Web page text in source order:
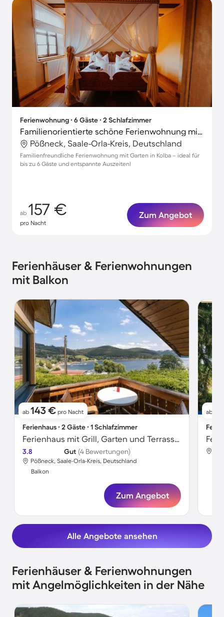
Ferienwohnung ∙ 6 Gäste ∙ 2 Schlafzimmer
Familienorientierte schöne Ferienwohnung mit Grill und Garten
Pößneck, Saale-Orla-Kreis, Deutschland
Familienfreundliche Ferienwohnung mit Garten in Kolba – ideal für
bis zu 6 Gäste und entspannte Auszeiten!
ab 157 €
pro Nacht
Zum Angebot
Ferienhäuser & Ferienwohnungen
mit Balkon
ab 143 € pro Nacht
Ferienhaus ∙ 2 Gäste ∙ 1 Schlafzimmer
Ferienhaus mit Grill, Garten und Terrasse | Meerblick | Hunde erlaubt
3.8 Gut (4 Bewertungen)
Pößneck, Saale-Orla-Kreis, Deutschland
Balkon
Zum Angebot
ab
Alle Angebote ansehen
Ferienhäuser & Ferienwohnungen
mit Angelmöglichkeiten in der Nähe